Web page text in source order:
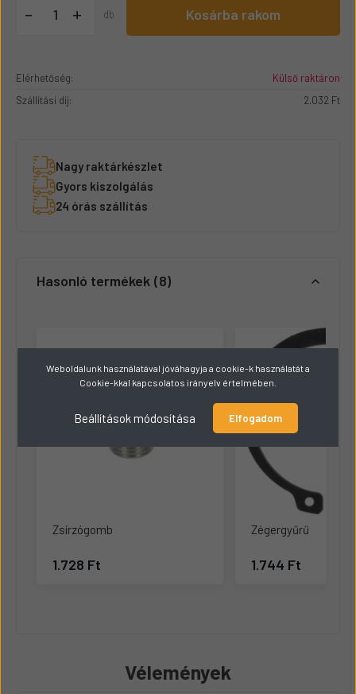
- + db Kosárba rakom
Elérhetőség:
Külső raktáron
Szállítási díj:
2.032 Ft
Nagy raktárkészlet
Gyors kiszolgálás
24 órás szállítás
Hasonló termékek 8
Zsírzógomb
1.728 Ft
Zégergyűrű
1.744 Ft
Vélemények
Weboldalunk használatával jóváhagyja a cookie-k használatát a
Cookie-kkal kapcsolatos irányelv értelmében.
Beállítások módosítása Elfogadom